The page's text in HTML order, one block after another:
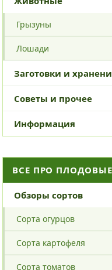
Грызуны
Лошади
Заготовки и
Советы и прочее
Информация
ВСЕ ПРО
Обзоры сортов
Сорта огурцов
Сорта картофеля
Сорта томатов